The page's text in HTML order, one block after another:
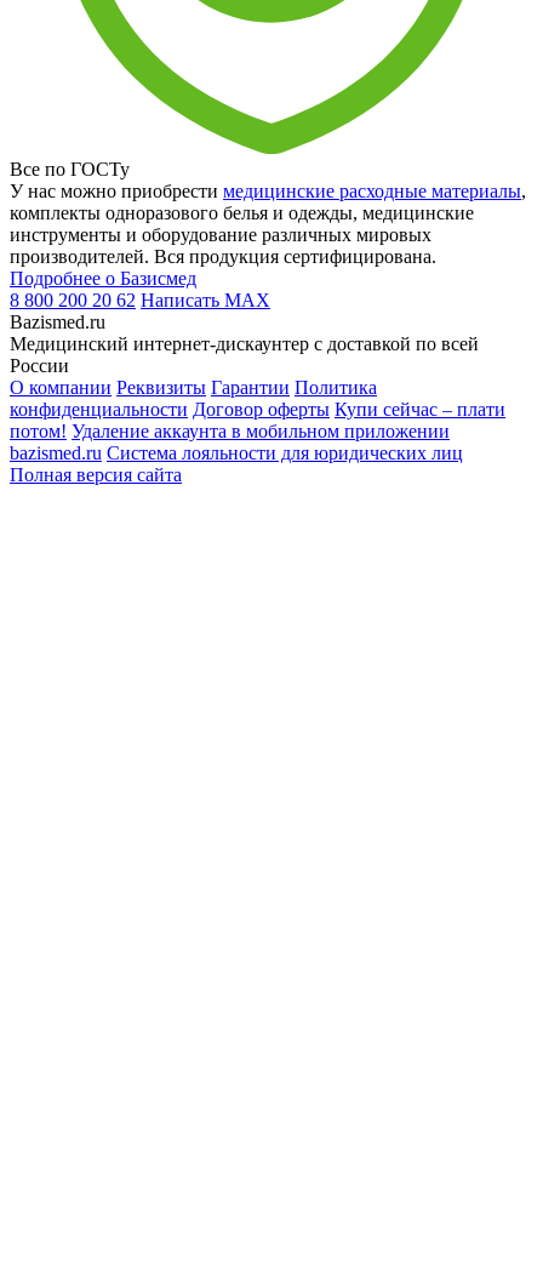
Все по ГОСТу
У нас можно приобрести медицинские расходные материалы,
комплекты одноразового белья и одежды, медицинские
инструменты и оборудование различных мировых
производителей. Вся продукция сертифицирована.
Подробнее о Базисмед
8 800 200 20 62 Написать MAX
Bazismed.ru
Медицинский интернет-дискаунтер с доставкой по всей
России
О компании Реквизиты Гарантии Политика
конфиденциальности Договор оферты Купи сейчас – плати
потом! Удаление аккаунта в мобильном приложении
bazismed.ru Система лояльности для юридических лиц
Полная версия сайта